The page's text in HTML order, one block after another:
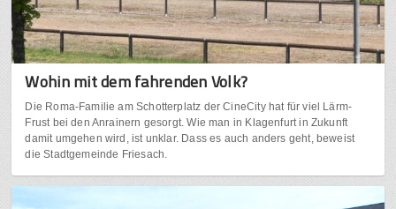
Wohin mit dem fahrenden Volk?
Die Roma-Familie am Schotterplatz der CineCity hat für viel Lärm-
Frust bei den Anrainern gesorgt. Wie man in Klagenfurt in Zukunft
damit umgehen wird, ist unklar. Dass es auch anders geht, beweist
die Stadtgemeinde Friesach.